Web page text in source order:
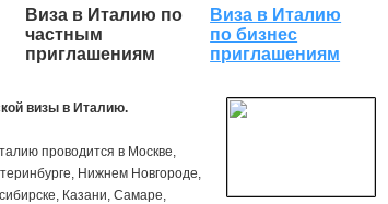
Виза в Италию по
частным
приглашениям
Виза в Италию
по бизнес
приглашениям
визы в Италию.
проводится в Москве,
Нижнем Новгороде,
Казани, Самаре,